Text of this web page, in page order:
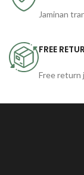
Jaminan
FREE
Free return